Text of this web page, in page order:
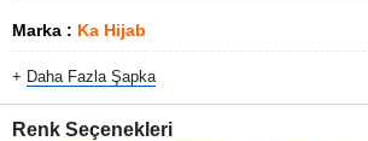
Marka : Ka Hijab
+ Daha Fazla Şapka
Renk Seçenekleri